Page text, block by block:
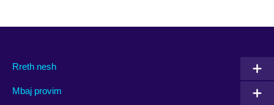
Rreth nesh
Mbaj provim